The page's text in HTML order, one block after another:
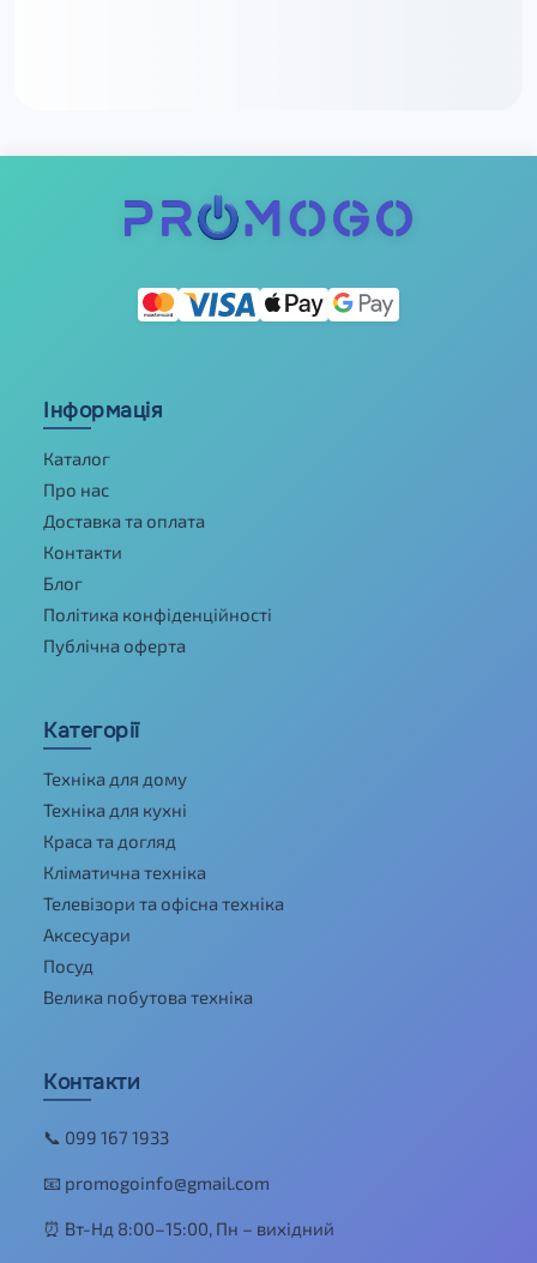
Інформація
Каталог
Про нас
Доставка та оплата
Контакти
Блог
Політика конфіденційності
Публічна оферта
Категорії
Техніка для дому
Техніка для кухні
Краса та догляд
Кліматична техніка
Телевізори та офісна техніка
Аксесуари
Посуд
Велика побутова техніка
Контакти
📞 099 167 1933
📧 promogoinfo@gmail.com
⏰ Вт-Нд 8:00–15:00, Пн – вихідний